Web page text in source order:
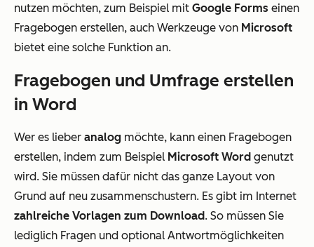
nutzen möchten, zum Beispiel mit Google Forms einen
Fragebogen erstellen, auch Werkzeuge von Microsoft
bietet eine solche Funktion an.
Fragebogen und Umfrage erstellen
in Word
Wer es lieber analog möchte, kann einen Fragebogen
erstellen, indem zum Beispiel Microsoft Word genutzt
wird. Sie müssen dafür nicht das ganze Layout von
Grund auf neu zusammenschustern. Es gibt im Internet
zahlreiche Vorlagen zum Download. So müssen Sie
lediglich Fragen und optional Antwortmöglichkeiten